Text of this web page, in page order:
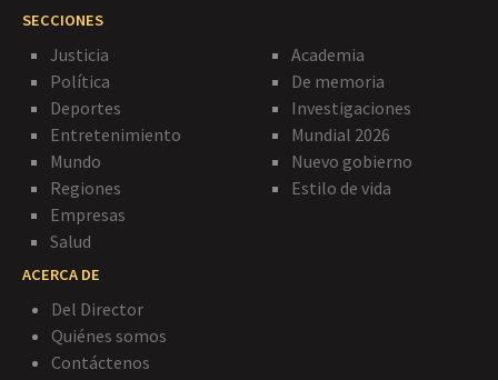
SECCIONES
Justicia
Política
Deportes
Entretenimiento
Mundo
Regiones
Empresas
Salud
Academia
De memoria
Investigaciones
Mundial 2026
Nuevo gobierno
Estilo de vida
ACERCA DE
Del Director
Quiénes somos
Contáctenos